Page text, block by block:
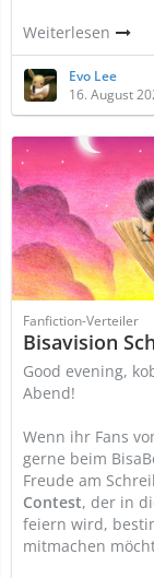
Weiterlesen
Evo Lee
16. August
Fanfiction-Verteiler
Bisavision
Good evening,
Abend!
Wenn ihr Fans
gerne beim
Freude am
Contest, der in
feiern wird,
mitmachen